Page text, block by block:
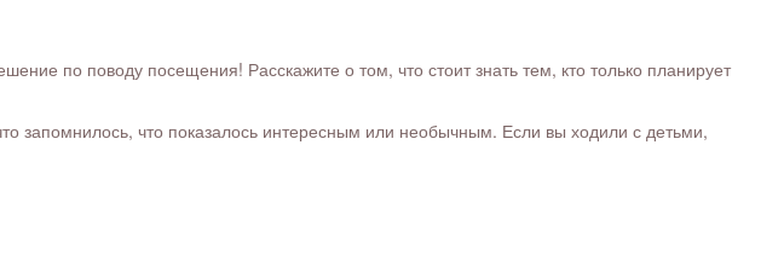
по поводу посещения! Расскажите о том, что стоит знать тем, кто только планирует
запомнилось, что показалось интересным или необычным. Если вы ходили с детьми,